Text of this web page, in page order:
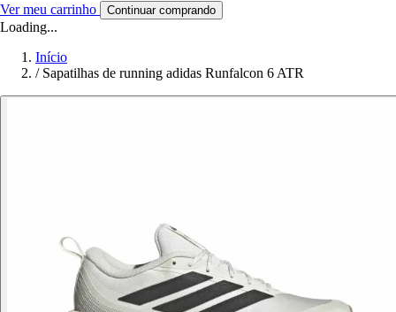
Ver meu carrinho Continuar comprando
Loading...
Início
/ Sapatilhas de running adidas Runfalcon 6 ATR